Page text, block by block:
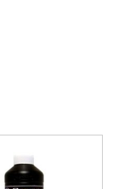
Alkuperäinen
oli:
56,00 €.
Nykyinen
50,40 €.